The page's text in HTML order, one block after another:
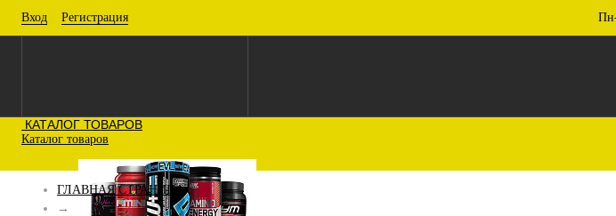
Вход Регистрация
КАТАЛОГ ТОВАРОВ
Каталог товаров
ГЛАВНАЯ СТРАНИЦА
→